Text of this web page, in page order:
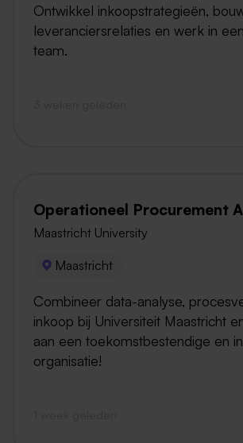
Ontwikkel inkoopstrategieën,
leveranciersrelaties en werk in
team.
Operationeel Procurement
Maastricht University
Maastricht
Combineer data-analyse,
inkoop bij Universiteit Maastricht
aan een toekomstbestendige en
organisatie!